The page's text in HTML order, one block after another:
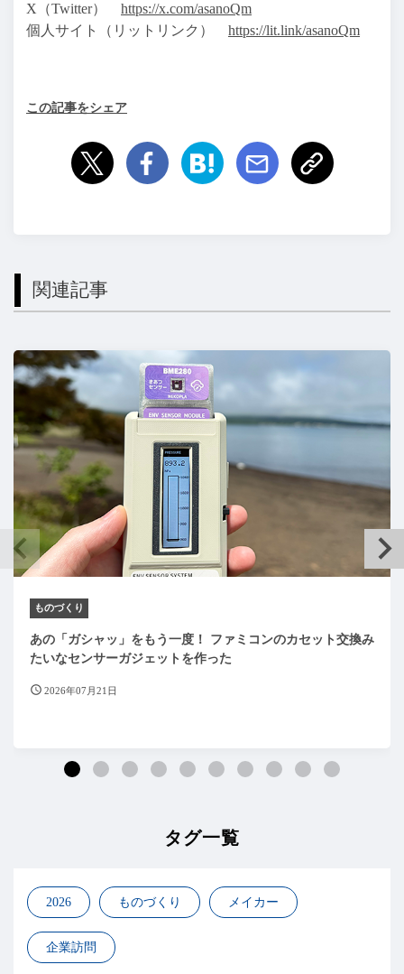
X（Twitter） https://x.com/asanoQm
個人サイト（リットリンク） https://lit.link/asanoQm
この記事をシェア
関連記事
ものづくり
あの「ガシャッ」をもう一度！ ファミコンのカセット交換み
たいなセンサーガジェットを作った
2026年07月21日
タグ一覧
2026 ものづくり メイカー
企業訪問